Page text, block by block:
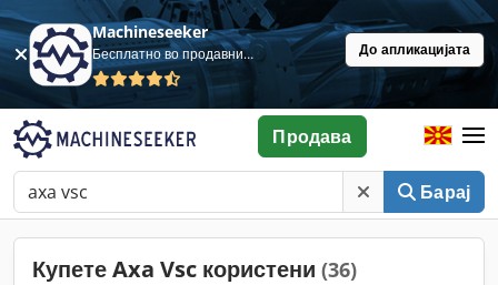
Machineseeker
Бесплатно во продавница До апликацијата
Барај
Продава
Купете Axa Vsc користени (36)